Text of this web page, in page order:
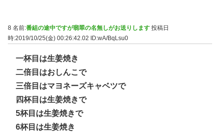
8 名前:番組の途中ですが翡翠の名無しがお送りします 投稿日
時:2019/10/25(金) 00:26:42.02 ID:wA/BqLsu0
一杯目は生姜焼き
二倍目はおしんこで
三倍目はマヨネーズキャベツで
四杯目は生姜焼きで
5杯目は生姜焼きで
6杯目は生姜焼き